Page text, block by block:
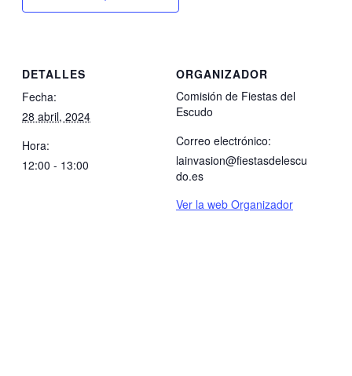
DETALLES
Fecha:
28 abril, 2024
Hora:
12:00 - 13:00
ORGANIZADOR
Comisión de Fiestas del
Escudo
Correo electrónico:
lainvasion@fiestasdelescu
do.es
Ver la web Organizador